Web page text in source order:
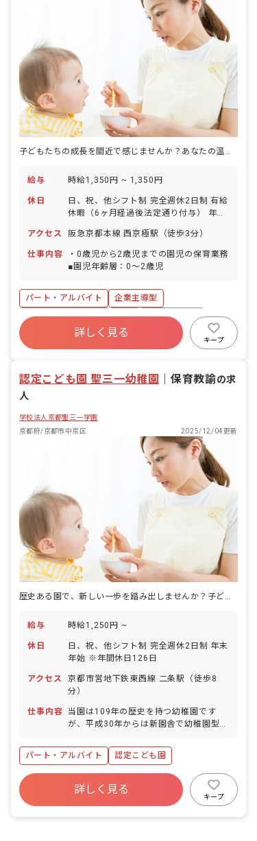
給与 時給1,350円 ~ 1,350円
休日
日、祝、他シフト制 完全週休2日制 有給
休暇（6ヶ月経過後法定通り付与） 年末
アクセス
阪急京都本線 西京極駅（徒歩3分）
仕事内容
・0歳児から2歳児までの園児の保育業務
■園児年齢層：0～2歳児
パート・アルバイト
企業主導型
ボーナス・賞与あり
有給
昇給昇進あり
乳児保育のみ
駅近5分以内
週2.3日~OK
詳しく見る
キープ
認定こども園 聖三一幼稚園 保育教諭の求
人
学校法人京都聖三一学園
京都府/京都市中京区
2025/12/04更新
給与 時給1,250円 ~
休日
日、祝、他シフト制 完全週休2日制 年末
年始 ※年間休日126日
アクセス
京都市営地下鉄東西線 二条駅（徒歩8
分）
仕事内容
当園は109年の歴史を持つ幼稚園です
が、平成30年からは新園舎で幼稚園型認
歳から5歳児まで、家族のように育ちあ
う子どもたちに寄り添い、サポートをお
願いいたします。 明るく元気で、子ども
が大好きな方をお待ちしております。 主
な業務内容は以下の通りです。 ・保育補
パート・アルバイト 認定こども園
詳しく見る
キープ